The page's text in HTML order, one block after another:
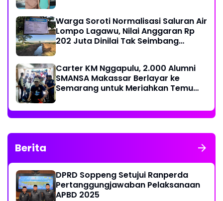
Warga Soroti Normalisasi Saluran Air
Lompo Lagawu, Nilai Anggaran Rp
202 Juta Dinilai Tak Seimbang
Carter KM Nggapulu, 2.000 Alumni
SMANSA Makassar Berlayar ke
Semarang untuk Meriahkan Temu
Berita
DPRD Soppeng Setujui Ranperda
Pertanggungjawaban Pelaksanaan
APBD 2025